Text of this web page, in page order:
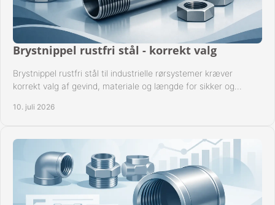
Brystnippel rustfri stål - korrekt valg
Brystnippel rustfri stål til industrielle rørsystemer kræver
korrekt valg af gevind, materiale og længde for sikker og
10. juli 2026